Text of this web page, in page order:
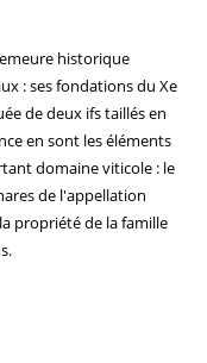
historique
: ses fondations du Xe
de deux ifs taillés en
en sont les éléments
domaine viticole : le
de l'appellation
propriété de la famille